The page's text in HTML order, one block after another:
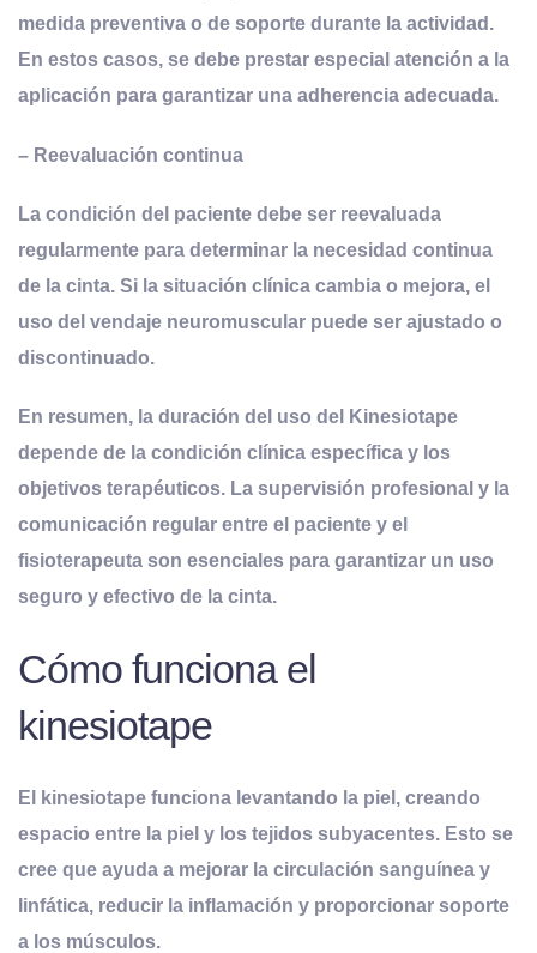
medida preventiva o de soporte durante la actividad.
En estos casos, se debe prestar especial atención a la
aplicación para garantizar una adherencia adecuada.
– Reevaluación continua
La condición del paciente debe ser reevaluada
regularmente para determinar la necesidad continua
de la cinta. Si la situación clínica cambia o mejora, el
uso del vendaje neuromuscular puede ser ajustado o
discontinuado.
En resumen, la duración del uso del Kinesiotape
depende de la condición clínica específica y los
objetivos terapéuticos. La supervisión profesional y la
comunicación regular entre el paciente y el
fisioterapeuta son esenciales para garantizar un uso
seguro y efectivo de la cinta.
Cómo funciona el
kinesiotape
El kinesiotape funciona levantando la piel, creando
espacio entre la piel y los tejidos subyacentes. Esto se
cree que ayuda a mejorar la circulación sanguínea y
linfática, reducir la inflamación y proporcionar soporte
a los músculos.